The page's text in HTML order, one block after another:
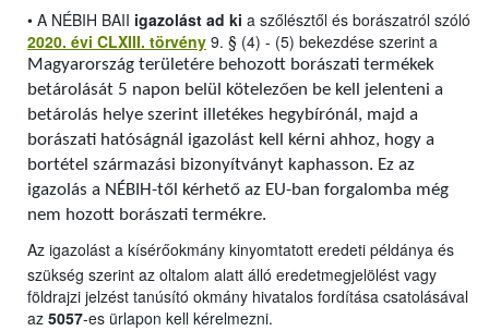
• A NÉBIH BAII igazolást ad ki a szőlésztől és borászatról szóló
2020. évi CLXIII. törvény 9. § (4) - (5) bekezdése szerint a
Magyarország területére behozott borászati termékek
betárolását 5 napon belül kötelezően be kell jelenteni a
betárolás helye szerint illetékes hegybírónál, majd a
borászati hatóságnál igazolást kell kérni ahhoz, hogy a
bortétel származási bizonyítványt kaphasson. Ez az
igazolás a NÉBIH-től kérhető az EU-ban forgalomba még
nem hozott borászati termékre.
Az igazolást a kísérőokmány kinyomtatott eredeti példánya és
szükség szerint az oltalom alatt álló eredetmegjelölést vagy
földrajzi jelzést tanúsító okmány hivatalos fordítása csatolásával
az 5057-es ürlapon kell kérelmezni.